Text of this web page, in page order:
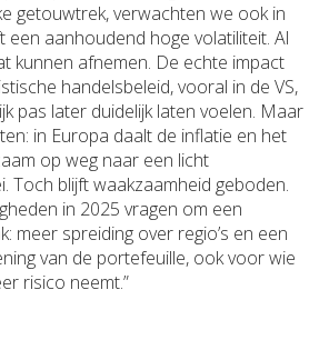
getouwtrek, verwachten we ook in
een aanhoudend hoge volatiliteit. Al
kunnen afnemen. De echte impact
handelsbeleid, vooral in de VS,
pas later duidelijk laten voelen. Maar
in Europa daalt de inflatie en het
op weg naar een licht
Toch blijft waakzaamheid geboden.
in 2025 vragen om een
meer spreiding over regio’s en een
van de portefeuille, ook voor wie
risico neemt.”